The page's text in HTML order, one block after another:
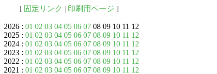
[ 固定リンク | 印刷用ページ ]
2026 : 01 02 03 04 05 06 07 08 09 10 11 12
2025 : 01 02 03 04 05 06 07 08 09 10 11 12
2024 : 01 02 03 04 05 06 07 08 09 10 11 12
2023 : 01 02 03 04 05 06 07 08 09 10 11 12
2022 : 01 02 03 04 05 06 07 08 09 10 11 12
2021 : 01 02 03 04 05 06 07 08 09 10 11 12